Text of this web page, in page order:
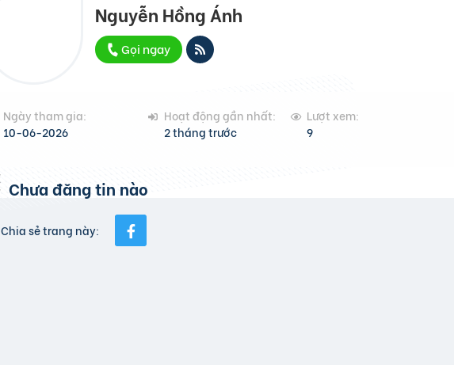
Nguyễn Hồng Ánh
Gọi ngay
Ngày tham gia:
10-06-2026
Hoạt động gần nhất:
2 tháng trước
Lượt xem:
9
Chưa đăng tin nào
Chia sẻ trang này: